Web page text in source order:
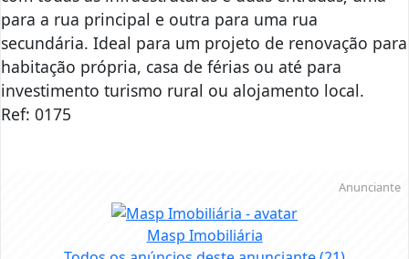
para a rua principal e outra para uma rua
secundária. Ideal para um projeto de renovação para
habitação própria, casa de férias ou até para
investimento turismo rural ou alojamento local.
Ref: 0175
Anunciante
Masp Imobiliária